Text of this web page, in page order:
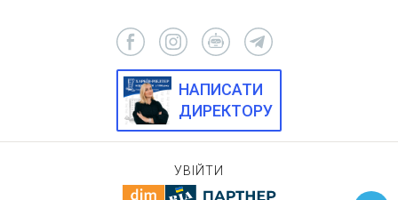
НАПИСАТИ
ДИРЕКТОРУ
УВІЙТИ